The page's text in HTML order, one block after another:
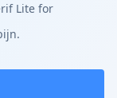
Lite for